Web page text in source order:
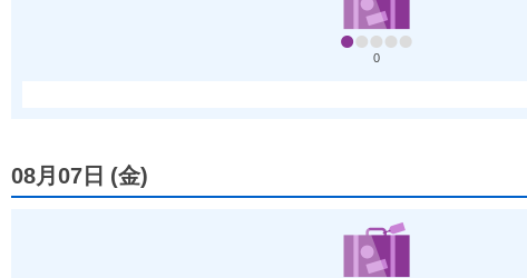
0
08月07日 (金)